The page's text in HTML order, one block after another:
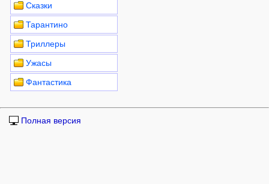
Сказки
Тарантино
Триллеры
Ужасы
Фантастика
Полная версия